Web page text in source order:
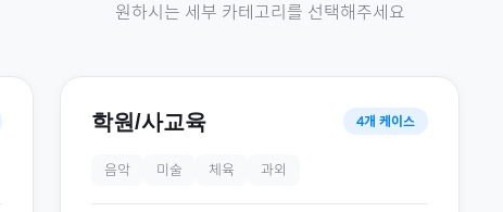
원하시는 세부 카테고리를 선택해주세요
학원/사교육 4개 케이스
음악 미술 체육 과외